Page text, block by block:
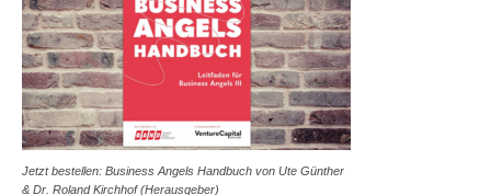
Jetzt bestellen: Business Angels Handbuch von Ute Günther
& Dr. Roland Kirchhof (Herausgeber)